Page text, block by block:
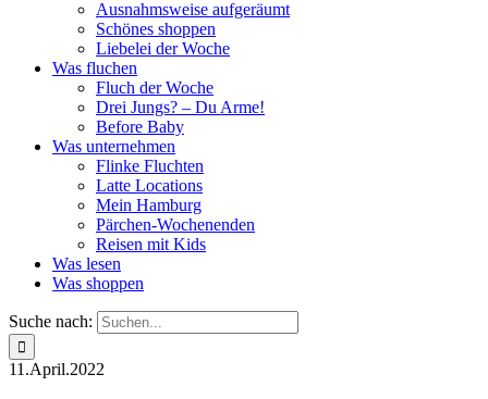
Ausnahmsweise aufgeräumt
Schönes shoppen
Liebelei der Woche
Was fluchen
Fluch der Woche
Drei Jungs? – Du Arme!
Before Baby
Was unternehmen
Flinke Fluchten
Latte Locations
Mein Hamburg
Pärchen-Wochenenden
Reisen mit Kids
Was lesen
Was shoppen
Suche nach:
11.April.2022